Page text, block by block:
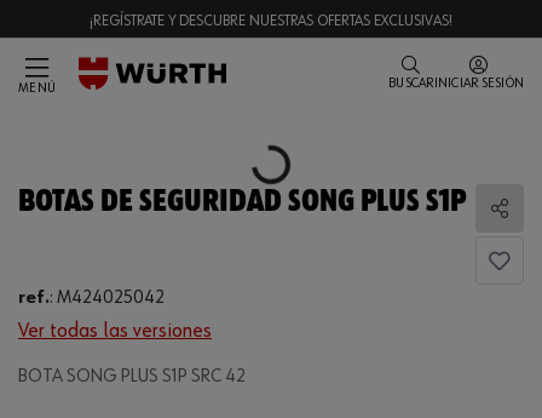
¡REGÍSTRATE Y DESCUBRE NUESTRAS OFERTAS EXCLUSIVAS!
MENÚ BUSCAR INICIAR SESIÓN
Loading...
BOTAS DE SEGURIDAD SONG PLUS S1P
ref.: M424025042
Ver todas las versiones
BOTA SONG PLUS S1P SRC 42